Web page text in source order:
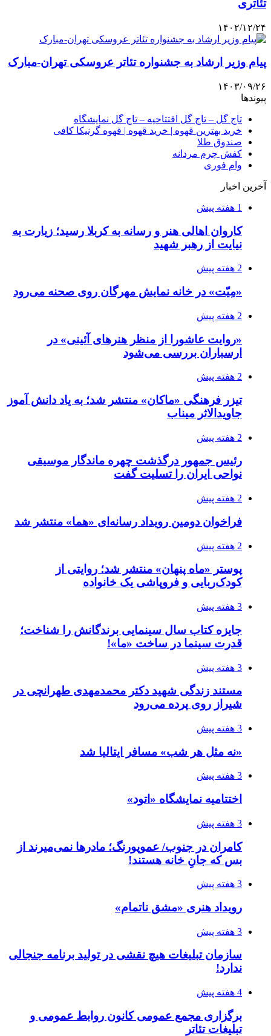
تئاتری
۱۴۰۲/۱۲/۲۴
پیام وزیر ارشاد به جشنواره تئاتر عروسکی تهران-مبارک
۱۴۰۳/۰۹/۲۶
پیوندها
تاج گل – تاج گل افتتاحیه – تاج گل نمایشگاه
خرید بهترین قهوه | خرید قهوه | قهوه گرنیکا کافی
صندوق طلا
کفش چرم مردانه
وام فوری
آخرین اخبار
1 هفته پیش
کاروان اهالی هنر و رسانه به کربلا رسید؛ زیارت به
نیایت از رهبر شهید
2 هفته پیش
«مِیّت» در خانه نمایش مهرگان روی صحنه می‌رود
2 هفته پیش
«روایت عاشورا از منظر هنرهای آئینی» در
ارسباران بررسی می‌شود
2 هفته پیش
تیزر فرهنگی «ماکان» منتشر شد؛ به یاد دانش آموز
جاویدالاثر میناب
2 هفته پیش
رئیس جمهور درگذشت چهره ماندگار موسیقی
نواحی ایران را تسلیت گفت
2 هفته پیش
فراخوان دومین رویداد رسانه‌ای «هما» منتشر شد
2 هفته پیش
پوستر «ماه پنهان» منتشر شد؛ روایتی از
کودک‌ربایی و فروپاشی یک خانواده
3 هفته پیش
جایزه کتاب سال سینمایی برندگانش را شناخت؛
قدرت سینما در ساخت «ما»!
3 هفته پیش
مستند زندگی شهید دکتر محمدمهدی طهرانچی در
شیراز روی پرده می‌رود
3 هفته پیش
«نه مثل هر شب» مسافر ایتالیا شد
3 هفته پیش
اختتامیه نمایشگاه «اتود»
3 هفته پیش
کامران در جنوب/ عموپورنگ؛ مادرها نمی‌میرند از
بس که جانِ خانه هستند!
3 هفته پیش
رویداد هنری «مشق ناتمام»
3 هفته پیش
سازمان تبلیغات هیچ نقشی در تولید برنامه جنجالی
ندارد!
4 هفته پیش
برگزاری مجمع عمومی کانون روابط عمومی و
تبلیغات تئاتر